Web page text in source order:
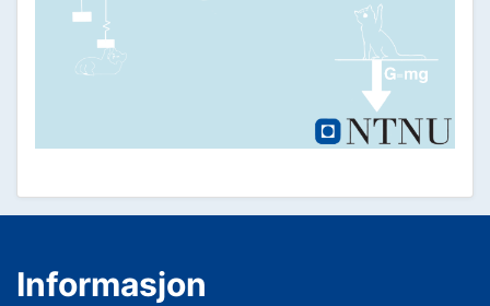
Informasjon